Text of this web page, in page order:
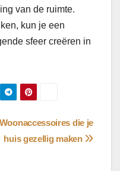
van de ruimte.
kun je een
sfeer creëren in
Woonaccessoires die je
huis gezellig maken